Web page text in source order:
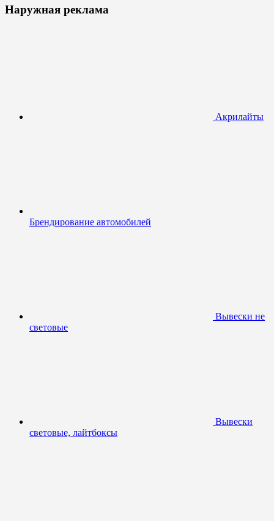
Наружная реклама
Акрилайты
Брендирование автомобилей
Вывески не
световые
Вывески
световые, лайтбоксы